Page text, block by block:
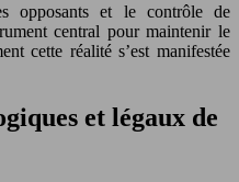
opposants et le contrôle de
central pour maintenir le
cette réalité s’est manifestée
et légaux de